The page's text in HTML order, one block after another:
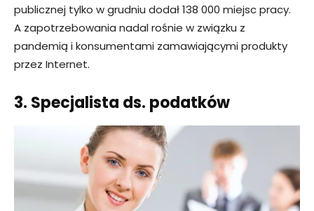
publicznej tylko w grudniu dodał 138 000 miejsc pracy.
A zapotrzebowania nadal rośnie w związku z
pandemią i konsumentami zamawiającymi produkty
przez Internet.
3. Specjalista ds. podatków